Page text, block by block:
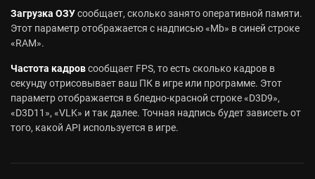
Загрузка ОЗУсообщает, сколько занято оперативной памяти.
Этот параметр отображается с надписью «Mb» в синей строке
«RAM».
Частота кадровсообщает FPS, то есть сколько кадров в
секунду отрисовывает ваш ПК в игре или программе. Этот
параметр отображается в бледно-красной строке «D3D9»,
«D3D11», «VLK» и так далее. Точная надпись будет зависеть от
того, какой API используется в игре.